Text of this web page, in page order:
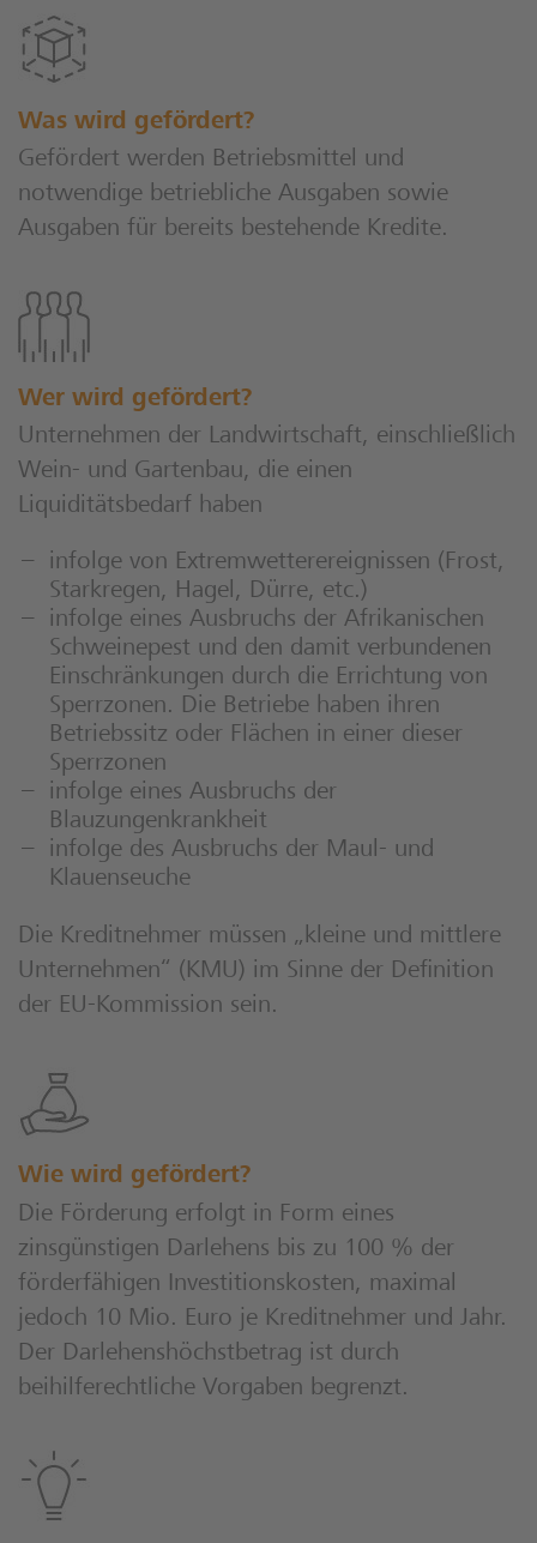
Was wird gefördert?
Gefördert werden Betriebsmittel und
notwendige betriebliche Ausgaben sowie
Ausgaben für bereits bestehende Kredite.
Wer wird gefördert?
Unternehmen der Landwirtschaft, einschließlich
Wein- und Gartenbau, die einen
Liquiditätsbedarf haben
infolge von Extremwetterereignissen (Frost,
Starkregen, Hagel, Dürre, etc.)
infolge eines Ausbruchs der Afrikanischen
Schweinepest und den damit verbundenen
Einschränkungen durch die Errichtung von
Sperrzonen. Die Betriebe haben ihren
Betriebssitz oder Flächen in einer dieser
Sperrzonen
infolge eines Ausbruchs der
Blauzungenkrankheit
infolge des Ausbruchs der Maul- und
Klauenseuche
Die Kreditnehmer müssen „kleine und mittlere
Unternehmen“ (KMU) im Sinne der Definition
der EU-Kommission sein.
Wie wird gefördert?
Die Förderung erfolgt in Form eines
zinsgünstigen Darlehens bis zu 100 % der
förderfähigen Investitionskosten, maximal
jedoch 10 Mio. Euro je Kreditnehmer und Jahr.
Der Darlehenshöchstbetrag ist durch
beihilferechtliche Vorgaben begrenzt.